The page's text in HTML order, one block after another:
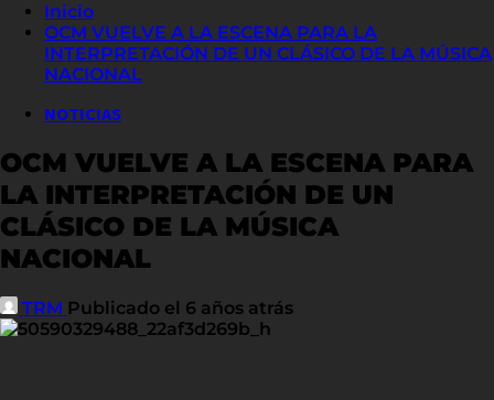
Inicio
OCM VUELVE A LA ESCENA PARA LA
INTERPRETACIÓN DE UN CLÁSICO DE LA MÚSICA
NACIONAL
NOTICIAS
OCM VUELVE A LA ESCENA PARA
LA INTERPRETACIÓN DE UN
CLÁSICO DE LA MÚSICA
NACIONAL
TRM Publicado el 6 años atrás